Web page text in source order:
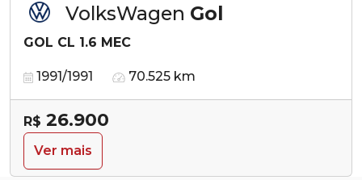
VolksWagen Gol
GOL CL 1.6 MEC
1991/1991 70.525 km
R$ 26.900
Ver mais